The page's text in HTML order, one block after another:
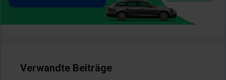
Verwandte Beiträge